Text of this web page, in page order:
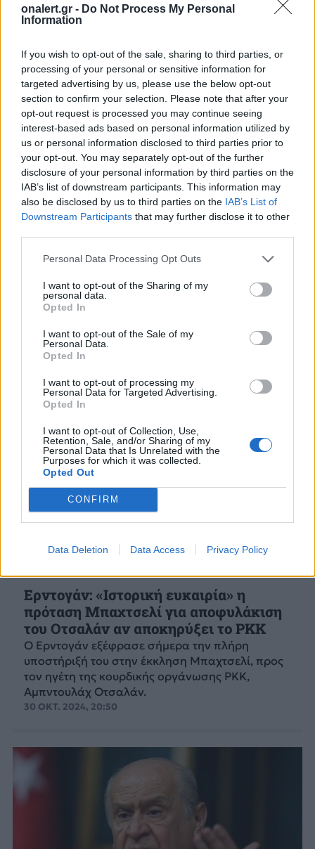
onalert.gr - Do Not Process My Personal
Information
If you wish to opt-out of the sale, sharing to third parties, or
processing of your personal or sensitive information for
targeted advertising by us, please use the below opt-out
section to confirm your selection. Please note that after your
opt-out request is processed you may continue seeing
interest-based ads based on personal information utilized by
us or personal information disclosed to third parties prior to
your opt-out. You may separately opt-out of the further
disclosure of your personal information by third parties on the
IAB’s list of downstream participants. This information may
also be disclosed by us to third parties on the IAB’s List of
Downstream Participants that may further disclose it to other
Personal Data Processing Opt Outs
I want to opt-out of the Sharing of my
personal data.
Opted In
I want to opt-out of the Sale of my
Personal Data.
Opted In
I want to opt-out of processing my
Personal Data for Targeted Advertising.
Opted In
I want to opt-out of Collection, Use,
Retention, Sale, and/or Sharing of my
Personal Data that Is Unrelated with the
Purposes for which it was collected.
Opted Out
CONFIRM
Data Deletion Data Access Privacy Policy
Ερντογάν; Αυτό θέλει ο Μπαχτσελί με
συνταγματική αναθεώρηση
Μετά την επανεκλογή του πέρυσι, ο Ερντογάν
υπηρετεί την τελευταία θητεία του ως προέδρου,
5 ΝΟΕ. 2024, 13:50
Ερντογάν: «Ιστορική ευκαιρία» η
πρόταση Μπαχτσελί για αποφυλάκιση
του Οτσαλάν αν αποκηρύξει το PKK
Ο Ερντογάν εξέφρασε σήμερα την πλήρη
υποστήριξή του στην έκκληση Μπαχτσελί, προς
τον ηγέτη της κουρδικής οργάνωσης ΡΚΚ,
Αμπντουλάχ Οτσαλάν.
30 ΟΚΤ. 2024, 20:50